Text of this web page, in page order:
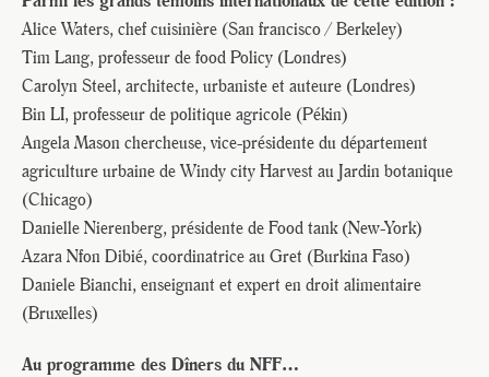
Alice Waters, chef cuisinière (San francisco / Berkeley)
Tim Lang, professeur de food Policy (Londres)
Carolyn Steel, architecte, urbaniste et auteure (Londres)
Bin LI, professeur de politique agricole (Pékin)
Angela Mason chercheuse, vice-présidente du département
agriculture urbaine de Windy city Harvest au Jardin botanique
(Chicago)
Danielle Nierenberg, présidente de Food tank (New-York)
Azara Nfon Dibié, coordinatrice au Gret (Burkina Faso)
Daniele Bianchi, enseignant et expert en droit alimentaire
(Bruxelles)
Au programme des Dîners du NFF…
JE M'INSCRIS À LA NEWSLETTER
Pour recevoir toutes les deux semaines notre lettre
d’info avec une sélection d’articles …